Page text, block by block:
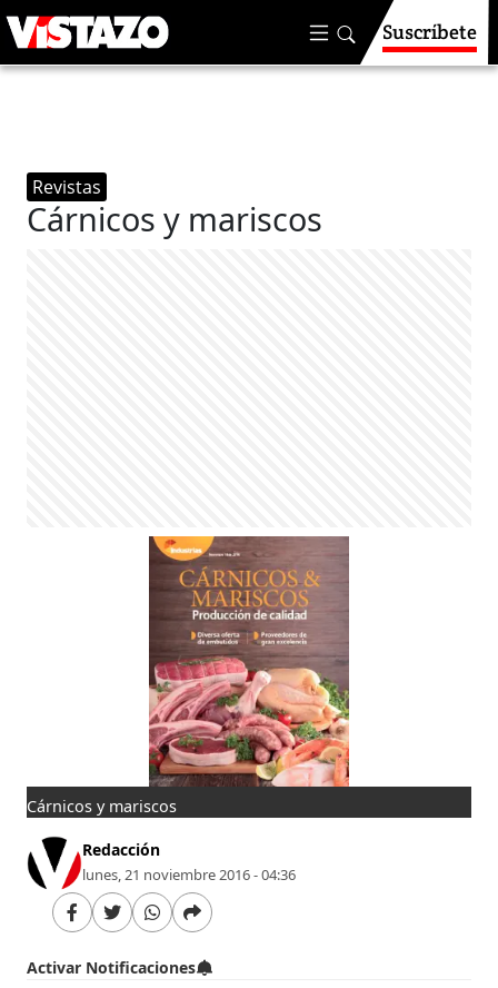
Suscríbete
Revistas
Cárnicos y mariscos
Cárnicos y mariscos
Redacción
lunes, 21 noviembre 2016 - 04:36
Activar Notificaciones